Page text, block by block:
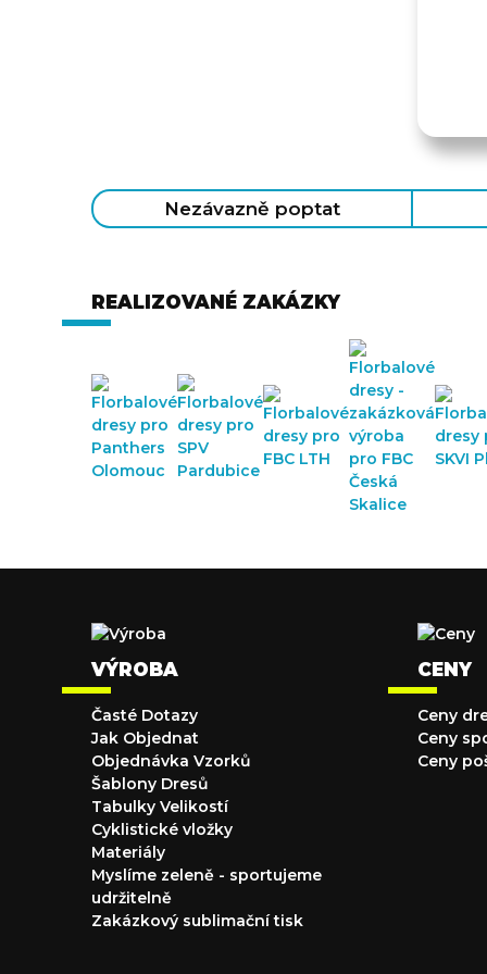
Nezávazně poptat
REALIZOVANÉ ZAKÁZKY
VÝROBA
Časté Dotazy
Jak Objednat
Objednávka Vzorků
Šablony Dresů
Tabulky Velikostí
Cyklistické vložky
Materiály
Myslíme zeleně - sportujeme
udržitelně
Zakázkový sublimační tisk
CENY
Ceny
Ceny
Ceny